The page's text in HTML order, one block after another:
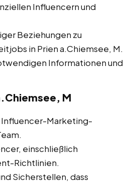
Influencern und
Beziehungen zu
in Prien a.Chiemsee, M.
Informationen und
M
Influencer-Marketing-
einschließlich
Richtlinien.
Sicherstellen, dass